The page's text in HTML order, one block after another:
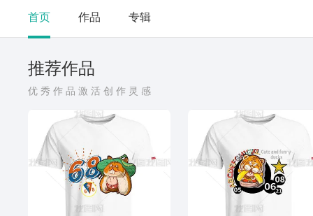
首页 作品 专辑
推荐作品
优秀作品激活创作灵感